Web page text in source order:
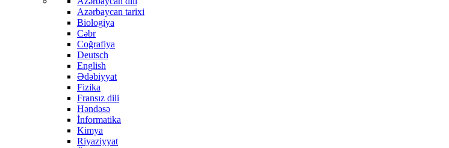
Azərbaycan tarixi
Biologiya
Cəbr
Coğrafiya
Deutsch
English
Ədəbiyyat
Fizika
Fransız dili
Həndəsə
İnformatika
Kimya
Riyaziyyat